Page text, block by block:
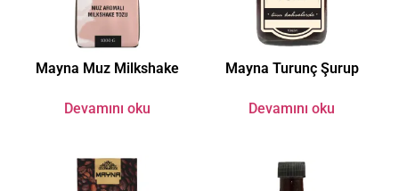
Mayna Muz Milkshake
Devamını oku
Mayna Turunç Şurup
Devamını oku